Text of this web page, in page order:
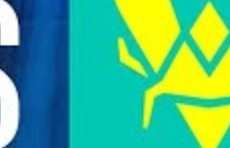
di mana cerita panjang antara mantan
ke belakang. Di awal 2025,ropz
bahwa langkah tersebut sedikit